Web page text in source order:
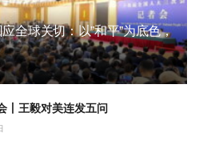
全球关切：以”和平”为底色，
丨王毅对美连发五问